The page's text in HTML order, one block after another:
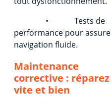
• Tests de
performance pour
navigation fluide.
Maintenance
corrective : réparez
vite et bien